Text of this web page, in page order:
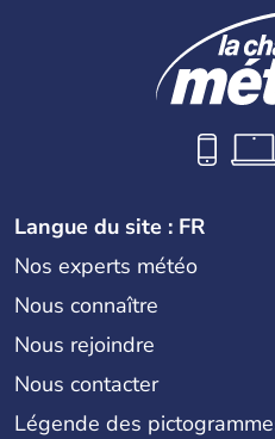
siècle, l'Inde reste sous
britannique jusqu'à
1947. Le Taj Mahal,
en l'honneur de son
1640 et est aujourd'hui
merveilles du monde.
Langue du site : FR
Nos experts météo
Nous connaître
Nous rejoindre
Nous contacter
Légende des